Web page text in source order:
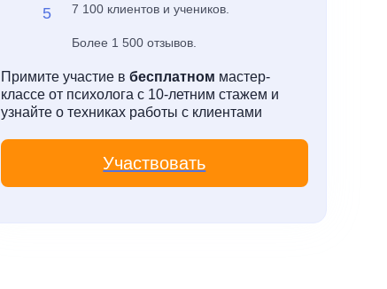
5 7 100 клиентов и учеников.
Более 1 500 отзывов.
Примите участие в бесплатном мастер-
классе от психолога с 10-летним стажем и
узнайте о техниках работы с клиентами
Участвовать